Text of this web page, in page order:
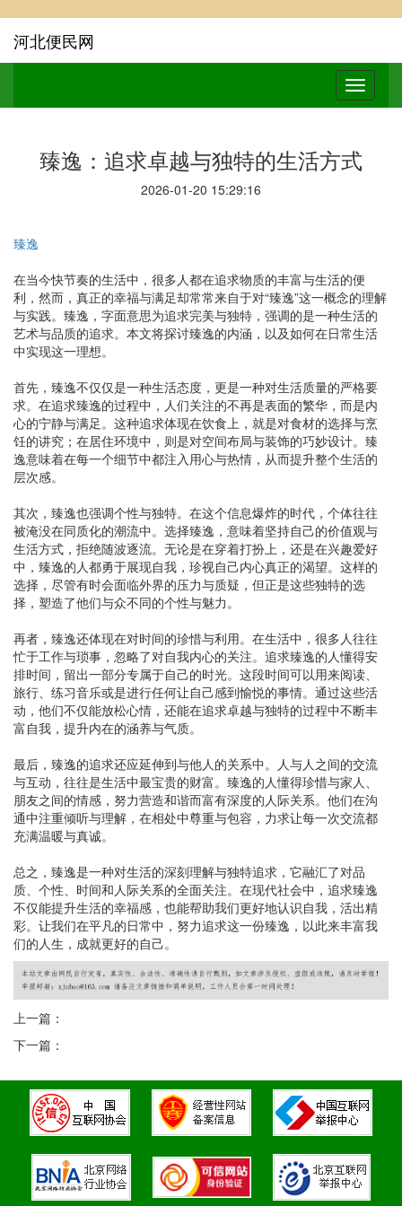
河北便民网
臻逸：追求卓越与独特的生活方式
2026-01-20 15:29:16
臻逸
在当今快节奏的生活中，很多人都在追求物质的丰富与生活的便
利，然而，真正的幸福与满足却常常来自于对“臻逸”这一概念的理解
与实践。臻逸，字面意思为追求完美与独特，强调的是一种生活的
艺术与品质的追求。本文将探讨臻逸的内涵，以及如何在日常生活
中实现这一理想。
首先，臻逸不仅仅是一种生活态度，更是一种对生活质量的严格要
求。在追求臻逸的过程中，人们关注的不再是表面的繁华，而是内
心的宁静与满足。这种追求体现在饮食上，就是对食材的选择与烹
饪的讲究；在居住环境中，则是对空间布局与装饰的巧妙设计。臻
逸意味着在每一个细节中都注入用心与热情，从而提升整个生活的
层次感。
其次，臻逸也强调个性与独特。在这个信息爆炸的时代，个体往往
被淹没在同质化的潮流中。选择臻逸，意味着坚持自己的价值观与
生活方式，拒绝随波逐流。无论是在穿着打扮上，还是在兴趣爱好
中，臻逸的人都勇于展现自我，珍视自己内心真正的渴望。这样的
选择，尽管有时会面临外界的压力与质疑，但正是这些独特的选
择，塑造了他们与众不同的个性与魅力。
再者，臻逸还体现在对时间的珍惜与利用。在生活中，很多人往往
忙于工作与琐事，忽略了对自我内心的关注。追求臻逸的人懂得安
排时间，留出一部分专属于自己的时光。这段时间可以用来阅读、
旅行、练习音乐或是进行任何让自己感到愉悦的事情。通过这些活
动，他们不仅能放松心情，还能在追求卓越与独特的过程中不断丰
富自我，提升内在的涵养与气质。
最后，臻逸的追求还应延伸到与他人的关系中。人与人之间的交流
与互动，往往是生活中最宝贵的财富。臻逸的人懂得珍惜与家人、
朋友之间的情感，努力营造和谐而富有深度的人际关系。他们在沟
通中注重倾听与理解，在相处中尊重与包容，力求让每一次交流都
充满温暖与真诚。
总之，臻逸是一种对生活的深刻理解与独特追求，它融汇了对品
质、个性、时间和人际关系的全面关注。在现代社会中，追求臻逸
不仅能提升生活的幸福感，也能帮助我们更好地认识自我，活出精
彩。让我们在平凡的日常中，努力追求这一份臻逸，以此来丰富我
们的人生，成就更好的自己。
上一篇：
下一篇：